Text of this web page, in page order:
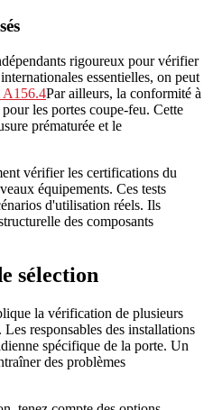
rigoureux pour vérifier
essentielles, on peut
Par ailleurs, la conformité à
les portes coupe-feu. Cette
prématurée et le
vérifier les certifications du
équipements. Ces tests
d'utilisation réels. Ils
des composants
sélection
la vérification de plusieurs
responsables des installations
spécifique de la porte. Un
des problèmes